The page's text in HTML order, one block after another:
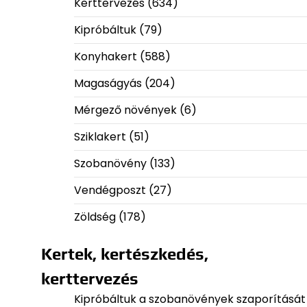
Kerttervezés(634)
Kipróbáltuk(79)
Konyhakert (588)
Magaságyás(204)
Mérgező növények(6)
Sziklakert (51)
Szobanövény(133)
Vendégposzt (27)
Zöldség(178)
Kertek, kertészkedés,
kerttervezés
Kipróbáltuk a szobanövények szaporítását